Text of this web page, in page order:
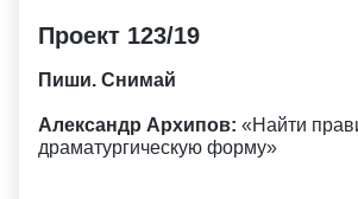
Проект 123/19
Пиши. Снимай
Александр Архипов: «Найти
драматургическую форму»